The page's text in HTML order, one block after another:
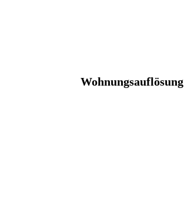
Wohnungsauflösung